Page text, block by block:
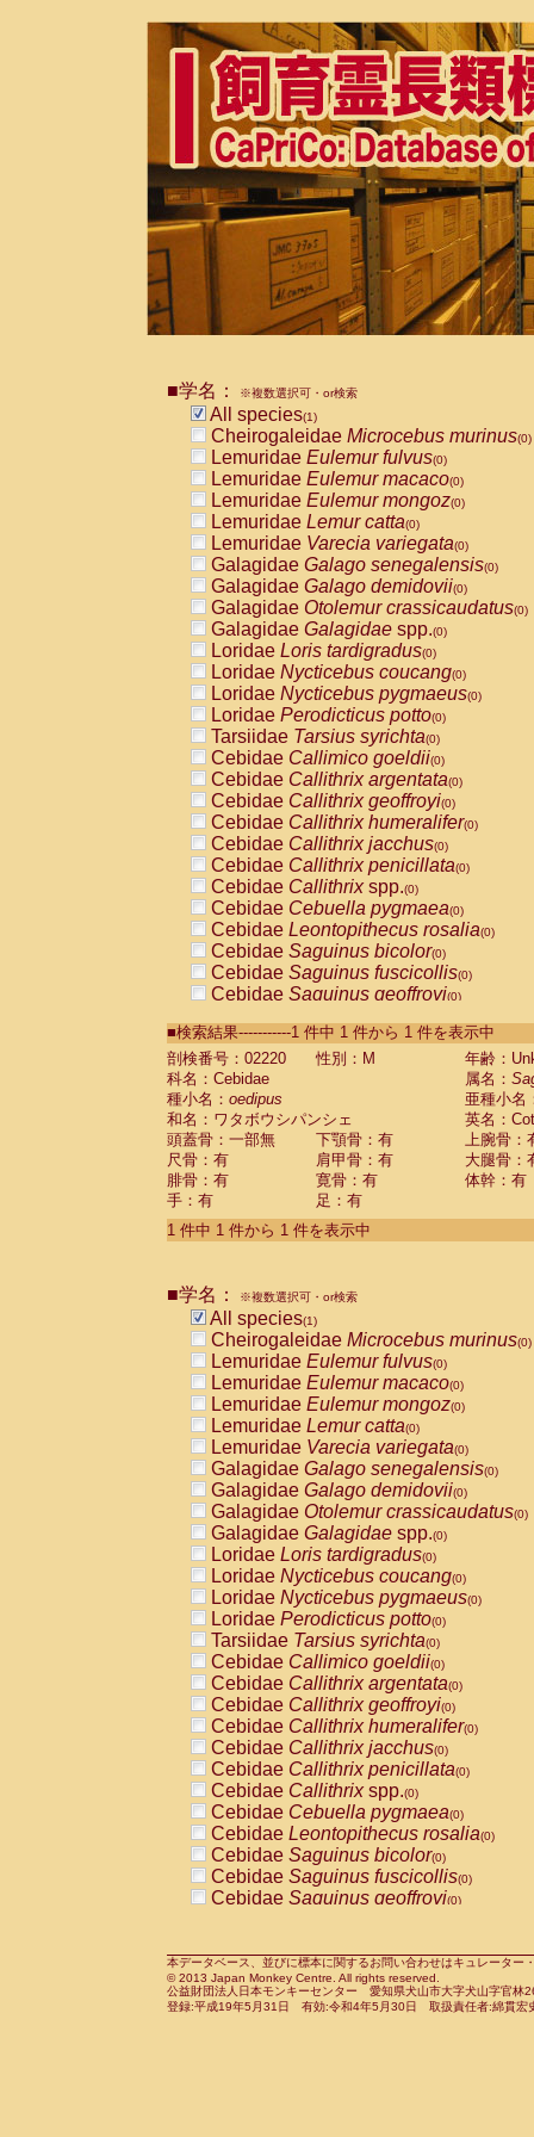
■学名： ※複数選択可・or検索
All species(1)
Cheirogaleidae Microcebus murinus(0)
Lemuridae Eulemur fulvus(0)
Lemuridae Eulemur macaco(0)
Lemuridae Eulemur mongoz(0)
Lemuridae Lemur catta(0)
Lemuridae Varecia variegata(0)
Galagidae Galago senegalensis(0)
Galagidae Galago demidovii(0)
Galagidae Otolemur crassicaudatus(0)
Galagidae Galagidae spp.(0)
Loridae Loris tardigradus(0)
Loridae Nycticebus coucang(0)
Loridae Nycticebus pygmaeus(0)
Loridae Perodicticus potto(0)
Tarsiidae Tarsius syrichta(0)
Cebidae Callimico goeldii(0)
Cebidae Callithrix argentata(0)
Cebidae Callithrix geoffroyi(0)
Cebidae Callithrix humeralifer(0)
Cebidae Callithrix jacchus(0)
Cebidae Callithrix penicillata(0)
Cebidae Callithrixspp.(0)
Cebidae Cebuella pygmaea(0)
Cebidae Leontopithecus rosalia(0)
Cebidae Saguinus bicolor(0)
Cebidae Saguinus fuscicollis(0)
Cebidae Saguinus geoffroyi(0)
CebidaeSaguinus labiatus(0)
Cebidae Saguinus leucopus (0)
Cebidae
Cebidae
CebidaeSaguinus nigricollis (0)
Cebidae Saguinus oedipus
Cebidae Saguinus weddelli
Cebidae Saguinusspp.
Cebidae Aotus trivirgatus
Cebidae Cebus albifrons
CebidaeCebus nigrivittatus
CebidaeCebus
CebidaeSaimiri boliviensis(0)
CebidaeSaimiri sciureus(0)
AtelidaeAlouatta caraya(0)
AtelidaeAlouatta fusca(0)
AtelidaeAlouatta seniculus
AtelidaeAlouattaspp.(0)
AtelidaeAteles belzebuth(0)
AtelidaeAteles geoffroyi(0)
AtelidaeAteles paniscus(0)
AtelidaeAtelesspp.(0)
Atelidae Lagothrix lagothricha
AtelidaeLagothrix lagothricha cana
PitheciidaeCacajao calvus
PitheciidaeCallicebus cupreus
PitheciidaeCallicebus donacophilus
PitheciidaeCallicebus moloch
PitheciidaeCallicebus torquatus
PitheciidaeCallicebusspp.(0)
PitheciidaeChiropotes satanas(0)
PitheciidaePithecia monachus
PitheciidaePithecia pithecia(0)
CercopithecidaeCercocebus agilis
CercopithecidaeCercocebus
CercopithecidaeCercocebus
CercopithecidaeCercocebus
CercopithecidaeCercocebus
CercopithecidaeCercocebushybrid
CercopithecidaePapio anubis(0)
CercopithecidaePapio cynocephalus
CercopithecidaePapio hamadryas(0)
■検索結果-----------1 件中 1 件から 1 件を表示中
剖検番号：02220
性別：M
年齢：
科名：Cebidae
属名：
種小名： oedipus
亜種小名
和名：ワタボウシパンシェ
英名：
頭蓋骨：一部無
下顎骨：有
上腕骨：
尺骨：有
肩甲骨：有
大腿骨：
腓骨：有
寛骨：有
体幹：有
手：有
足：有
1 件中 1 件から 1 件を表示中
■学名： ※複数選択可・or検索
All species(1)
Cheirogaleidae Microcebus murinus(0)
Lemuridae Eulemur fulvus(0)
Lemuridae Eulemur macaco(0)
Lemuridae Eulemur mongoz(0)
Lemuridae Lemur catta(0)
Lemuridae Varecia variegata(0)
Galagidae Galago senegalensis(0)
Galagidae Galago demidovii(0)
Galagidae Otolemur crassicaudatus(0)
Galagidae Galagidae spp.(0)
Loridae Loris tardigradus(0)
Loridae Nycticebus coucang(0)
Loridae Nycticebus pygmaeus(0)
Loridae Perodicticus potto(0)
Tarsiidae Tarsius syrichta(0)
Cebidae Callimico goeldii(0)
Cebidae Callithrix argentata(0)
Cebidae Callithrix geoffroyi(0)
Cebidae Callithrix humeralifer(0)
Cebidae Callithrix jacchus(0)
Cebidae Callithrix penicillata(0)
Cebidae Callithrixspp.(0)
Cebidae Cebuella pygmaea(0)
Cebidae Leontopithecus rosalia(0)
Cebidae Saguinus bicolor(0)
Cebidae Saguinus fuscicollis(0)
Cebidae Saguinus geoffroyi(0)
CebidaeSaguinus leucopus(0)
CebidaeSaguinus midas(0)
Cebidae Saguinus mystax(0)
本データベース、並びに標本に関するお問い合わせはキュレータ
© 2013 Japan Monkey Centre. All rights reserved.
公益財団法人日本モンキーセンター 愛知県犬山市大字犬山字官
登録:平成19年5月31日 有効:令和4年5月30日 取扱責任者:綿貫宏